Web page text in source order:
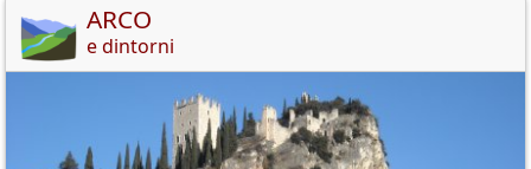
ARCO
e dintorni